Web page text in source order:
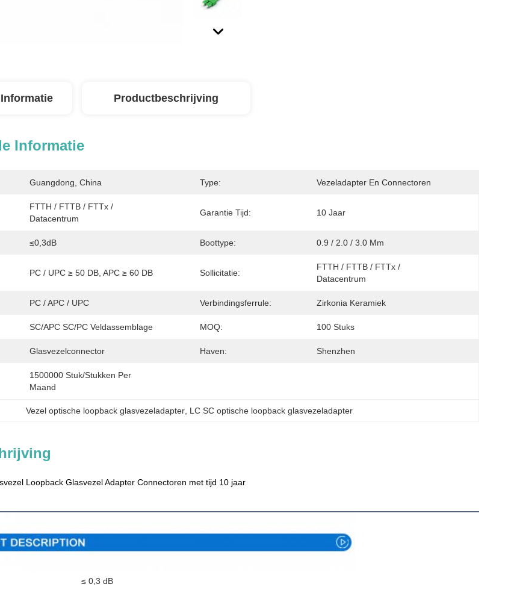
Productbeschrijving
Informatie
Guangdong, China Type: Vezeladapter En Connectoren
FTTH / FTTB / FTTx /
Datacentrum
Garantie Tijd: 10 Jaar
≤0,3dB Boottype: 0.9 / 2.0 / 3.0 Mm
PC / UPC ≥ 50 DB, APC ≥ 60 DB Sollicitatie:
FTTH / FTTB / FTTx /
Datacentrum
PC / APC / UPC Verbindingsferrule: Zirkonia Keramiek
SC/APC SC/PC Veldassemblage MOQ: 100 Stuks
Glasvezelconnector Haven: Shenzhen
1500000 Stuk/Stukken Per
Maand
Vezel optische loopback glasvezeladapter LC SC optische loopback glasvezeladapter
Loopback Glasvezel Adapter Connectoren met tijd 10 jaar
≤ 0,3 dB